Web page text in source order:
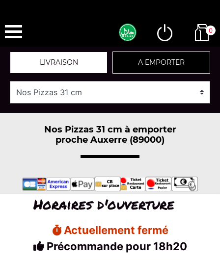
0
LIVRAISON A EMPORTER
Nos Pizzas 31 cm à emporter
proche Auxerre (89000)
Horaires d'ouverture
Actuellement fermé
Précommande pour 18h20